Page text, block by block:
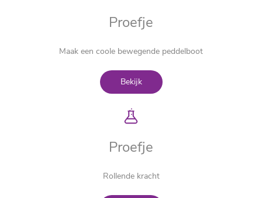
Proefje
Maak een coole bewegende peddelboot
Bekijk
Proefje
Rollende kracht